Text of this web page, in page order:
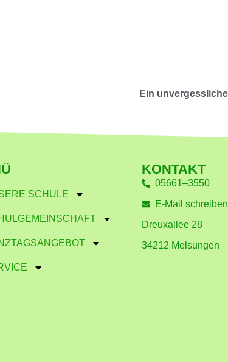
SCHULE
KONTAKT
05661–3550
E-Mail schreiben
Dreuxallee 28
34212 Melsungen